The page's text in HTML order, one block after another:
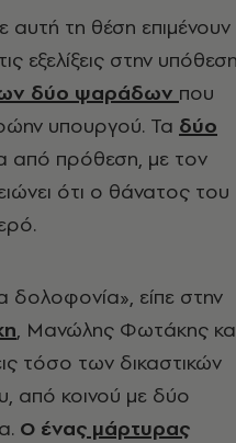
τη θέση επιμένουν
εξελίξεις στην
δύο ψαράδων που
υπουργού. Τα δύο
από πρόθεση, με τον
ότι ο θάνατος του
δολοφονία», είπε στην
, Μανώλης Φωτάκης
τόσο των δικαστικών
από κοινού με δύο
Ο ένας μάρτυρας